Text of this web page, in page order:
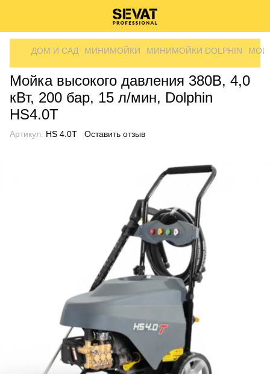
ДОМ И САД МИНИМОЙКИ МИНИМОЙКИ DOLPHIN
Мойка высокого давления 380В, 4,0
кВт, 200 бар, 15 л/мин, Dolphin
HS4.0T
Артикул: HS 4.0T Оставить отзыв